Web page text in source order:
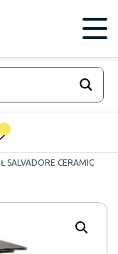
SALVADORE CERAMIC